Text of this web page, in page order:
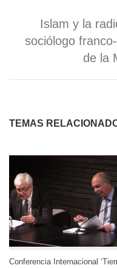
Islam y la
sociólogo
de la
TEMAS
Conferencia Internacional